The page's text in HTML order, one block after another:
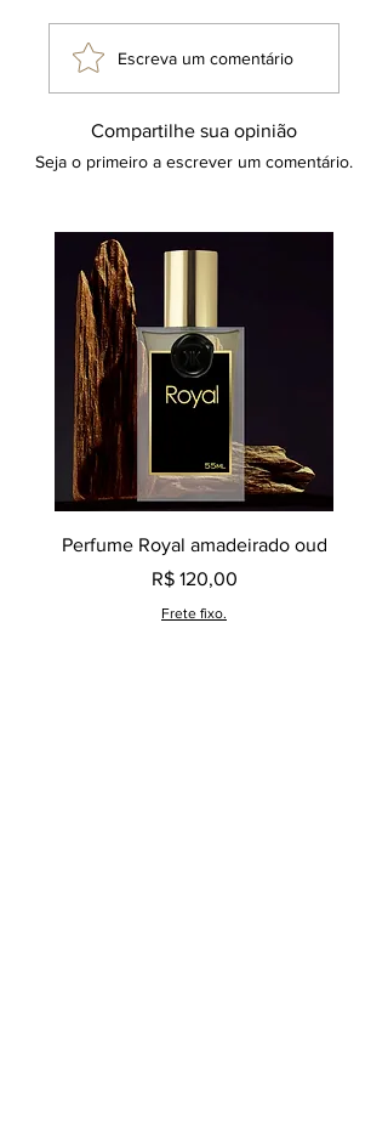
Escreva um comentário
Compartilhe sua opinião
Seja o primeiro a escrever um comentário.
Perfume Royal amadeirado oud
Preço
R$ 120,00
Frete fixo.